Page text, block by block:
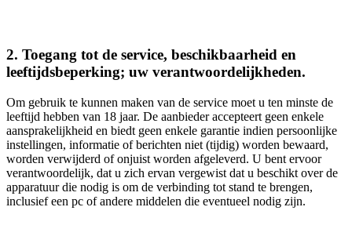
2. Toegang tot de service, beschikbaarheid en
leeftijdsbeperking; uw verantwoordelijkheden.
Om gebruik te kunnen maken van de service moet u ten minste de
leeftijd hebben van 18 jaar. De aanbieder accepteert geen enkele
aansprakelijkheid en biedt geen enkele garantie indien persoonlijke
instellingen, informatie of berichten niet (tijdig) worden bewaard,
worden verwijderd of onjuist worden afgeleverd. U bent ervoor
verantwoordelijk, dat u zich ervan vergewist dat u beschikt over de
apparatuur die nodig is om de verbinding tot stand te brengen,
inclusief een pc of andere middelen die eventueel nodig zijn.